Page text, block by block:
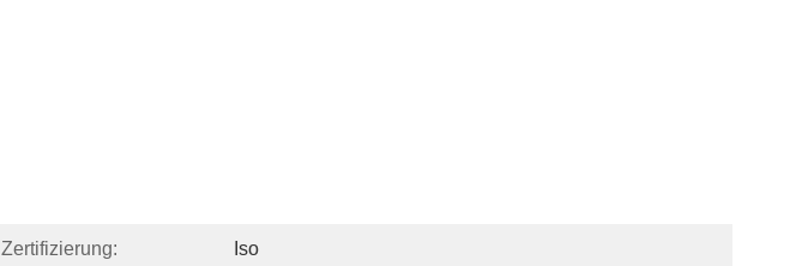
Zertifizierung: Iso